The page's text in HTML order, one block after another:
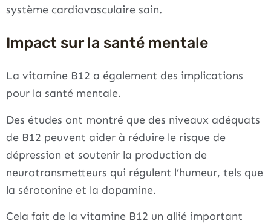
système cardiovasculaire sain.
Impact sur la santé mentale
La vitamine B12 a également des implications
pour la santé mentale.
Des études ont montré que des niveaux adéquats
de B12 peuvent aider à réduire le risque de
dépression et soutenir la production de
neurotransmetteurs qui régulent l’humeur, tels que
la sérotonine et la dopamine.
Cela fait de la vitamine B12 un allié important